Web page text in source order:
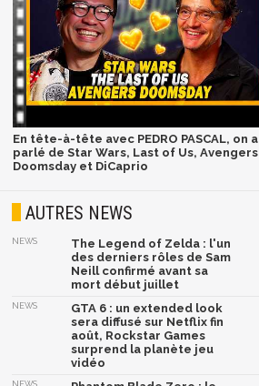
En tête-à-tête avec PEDRO PASCAL, on a
parlé de Star Wars, Last of Us, Avengers
Doomsday et DiCaprio
AUTRES NEWS
NEWS
The Legend of Zelda : l'un
des derniers rôles de Sam
Neill confirmé avant sa
mort début juillet
NEWS
GTA 6 : un extended look
sera diffusé sur Netflix fin
août, Rockstar Games
surprend la planète jeu
vidéo